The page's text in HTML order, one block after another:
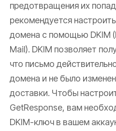
предотвращения их
рекомендуется
домена с помощью DKIM
Mail). DKIM позволяет
что письмо
домена и не было
доставки. Чтобы
GetResponse, вам
DKIM-ключ в вашем